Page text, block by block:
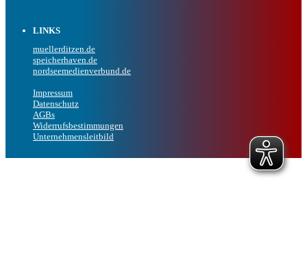
LINKS
muellerditzen.de
speicherhaven.de
nordseemedienverbund.de
Impressum
Datenschutz
AGBs
Widerrufsbestimmungen
Unternehmensleitbild